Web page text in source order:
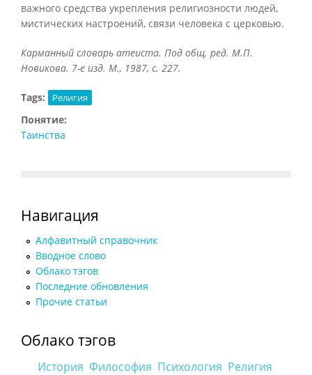
важного средства укрепления религиозности людей,
мистических настроений, связи человека с церковью.
Карманный словарь атеиста. Под общ. ред. М.П.
Новикова. 7-е изд. М., 1987, с. 227.
Tags: Религия
Понятие:
Таинства
Навигация
Алфавитный справочник
Вводное слово
Облако тэгов
Последние обновления
Прочие статьи
Облако тэгов
История Философия Психология Религия